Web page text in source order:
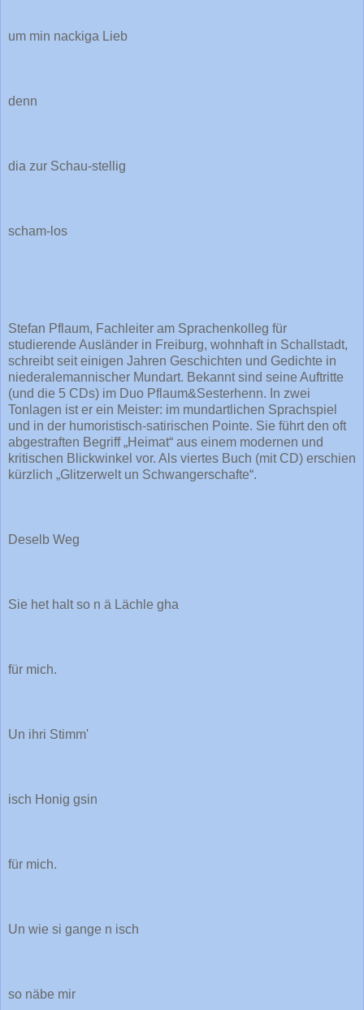
um min nackiga Lieb
denn
dia zur Schau-stellig
scham-los
Stefan Pflaum, Fachleiter am Sprachenkolleg für
studierende Ausländer in Freiburg, wohnhaft in Schallstadt,
schreibt seit einigen Jahren Geschichten und Gedichte in
niederalemannischer Mundart. Bekannt sind seine Auftritte
(und die 5 CDs) im Duo Pflaum&Sesterhenn. In zwei
Tonlagen ist er ein Meister: im mundartlichen Sprachspiel
und in der humoristisch-satirischen Pointe. Sie führt den oft
abgestraften Begriff „Heimat“ aus einem modernen und
kritischen Blickwinkel vor. Als viertes Buch (mit CD) erschien
kürzlich „Glitzerwelt un Schwangerschafte“.
Deselb Weg
Sie het halt so n ä Lächle gha
für mich.
Un ihri Stimm'
isch Honig gsin
für mich.
Un wie si gange n isch
so näbe mir